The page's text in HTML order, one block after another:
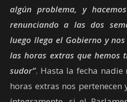
algún problema, y
renunciando a las dos
luego llega el Gobierno y
las horas extras que hemos
sudor”. Hasta la fecha nadie
horas extras nos